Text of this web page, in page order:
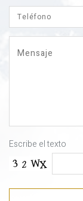
Escribe el texto